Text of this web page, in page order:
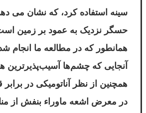
سینه استفاده کرد، که نشان می
حسگر نزدیک به عمود بر زمین
آنجایی که چشم‌ها آسیب‌پذیرترین
همچنین از نظر آناتومیکی در برابر
در معرض اشعه ماوراء بنفش از